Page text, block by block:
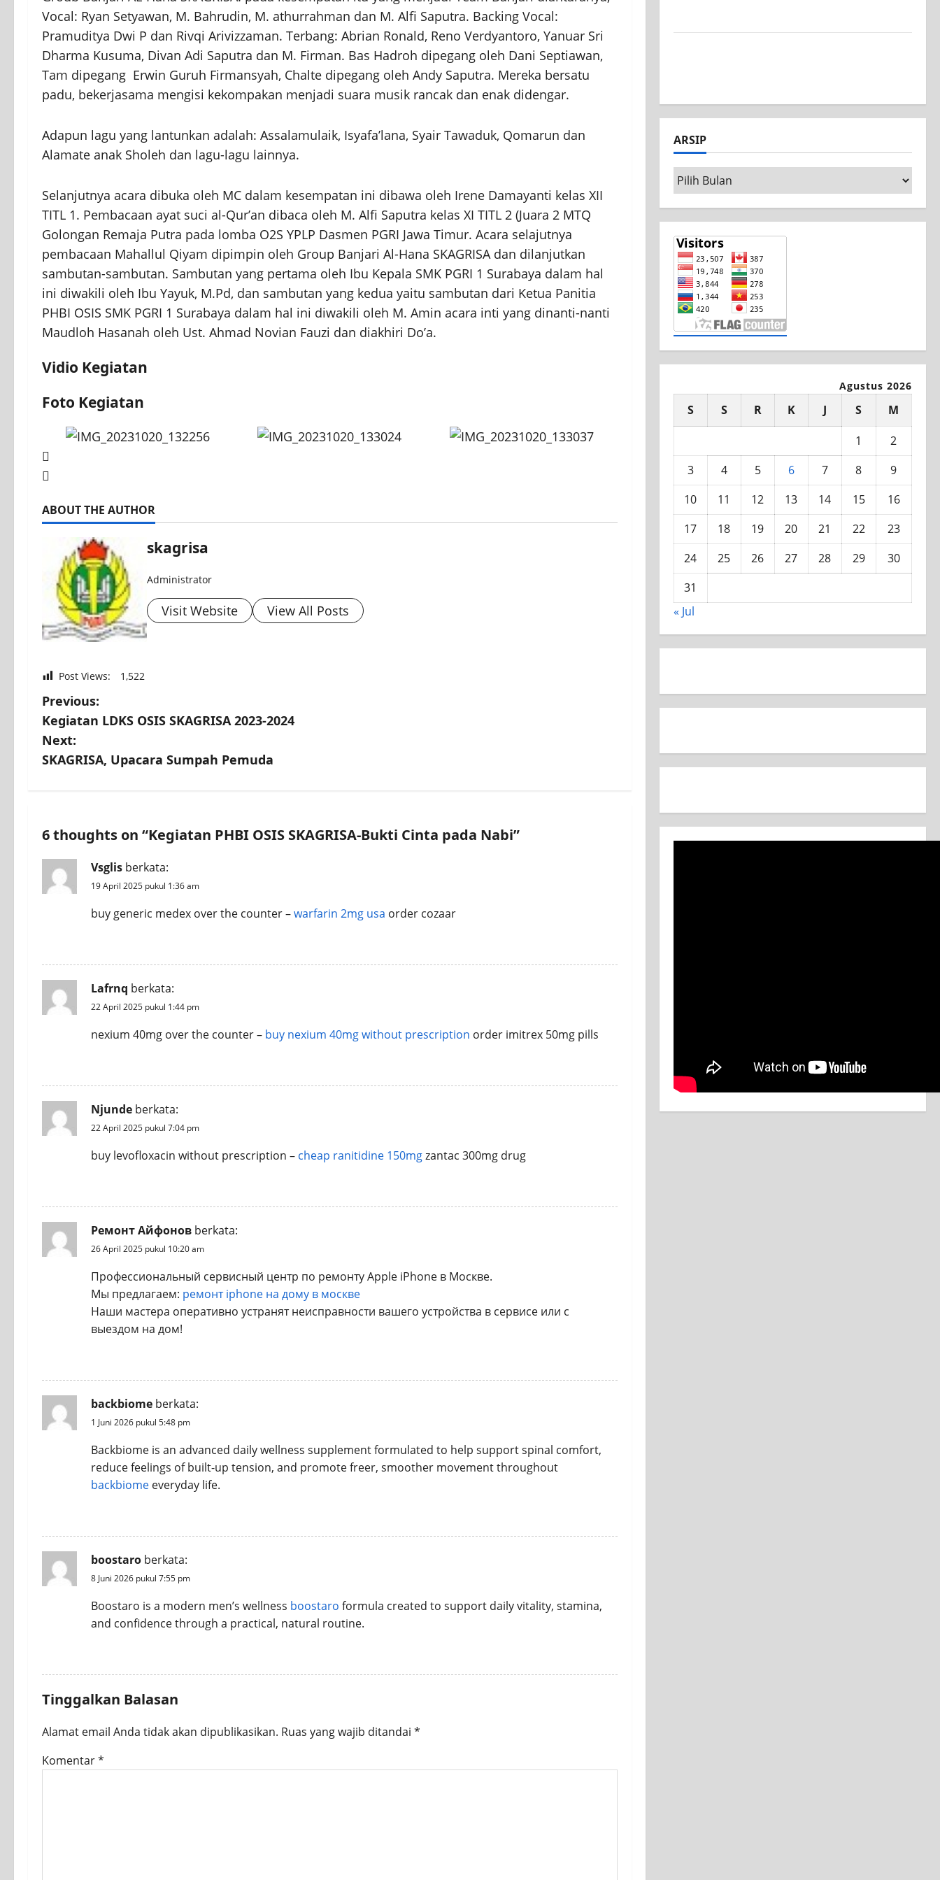
Vocal: Ryan Setyawan, M. Bahrudin, M. athurrahman dan M. Alfi Saputra. Backing Vocal:
Pramuditya Dwi P dan Rivqi Arivizzaman. Terbang: Abrian Ronald, Reno Verdyantoro, Yanuar Sri
Dharma Kusuma, Divan Adi Saputra dan M. Firman. Bas Hadroh dipegang oleh Dani Septiawan,
Tam dipegang Erwin Guruh Firmansyah, Chalte dipegang oleh Andy Saputra. Mereka bersatu
padu, bekerjasama mengisi kekompakan menjadi suara musik rancak dan enak didengar.
Adapun lagu yang lantunkan adalah: Assalamulaik, Isyafa’lana, Syair Tawaduk, Qomarun dan
Alamate anak Sholeh dan lagu-lagu lainnya.
Selanjutnya acara dibuka oleh MC dalam kesempatan ini dibawa oleh Irene Damayanti kelas XII
TITL 1. Pembacaan ayat suci al-Qur’an dibaca oleh M. Alfi Saputra kelas XI TITL 2 (Juara 2 MTQ
Golongan Remaja Putra pada lomba O2S YPLP Dasmen PGRI Jawa Timur. Acara selajutnya
pembacaan Mahallul Qiyam dipimpin oleh Group Banjari Al-Hana SKAGRISA dan dilanjutkan
sambutan-sambutan. Sambutan yang pertama oleh Ibu Kepala SMK PGRI 1 Surabaya dalam hal
ini diwakili oleh Ibu Yayuk, M.Pd, dan sambutan yang kedua yaitu sambutan dari Ketua Panitia
PHBI OSIS SMK PGRI 1 Surabaya dalam hal ini diwakili oleh M. Amin acara inti yang dinanti-nanti
Maudloh Hasanah oleh Ust. Ahmad Novian Fauzi dan diakhiri Do’a.
Vidio Kegiatan
Foto Kegiatan
ABOUT THE AUTHOR
skagrisa
Administrator
Visit Website View All Posts
Post Views: 1,522
P
o
s
a
v
t
i
o
Previous:
Kegiatan LDKS OSIS SKAGRISA 2023-2024
Next:
SKAGRISA, Upacara Sumpah Pemuda
6 thoughts on “Kegiatan PHBI OSIS SKAGRISA-Bukti Cinta pada Nabi”
Vsglis berkata:
19 April 2025 pukul 1:36 am
buy generic medex over the counter –warfarin 2mg usa order cozaar
Lafrnq berkata:
22 April 2025 pukul 1:44 pm
nexium 40mg over the counter – buy nexium 40mg without prescription order imitrex 50mg pills
Njunde berkata:
22 April 2025 pukul 7:04 pm
buy levofloxacin without prescription – cheap ranitidine 150mgzantac 300mg drug
Ремонт Айфонов berkata:
26 April 2025 pukul 10:20 am
Профессиональный сервисный центр по ремонту Apple iPhone в Москве.
Мы предлагаем: ремонт iphone на дому в москве
Наши мастера оперативно устранят неисправности вашего устройства в сервисе или с
выездом на дом!
backbiome berkata:
1 Juni 2026 pukul 5:48 pm
Backbiome is an advanced daily wellness supplement formulated to help support spinal comfort,
reduce feelings of built-up tension, and promote freer, smoother movement throughout
backbiome everyday life.
boostaro berkata:
8 Juni 2026 pukul 7:55 pm
Boostaro is a modern men’s wellness boostaro formula created to support daily vitality, stamina,
and confidence through a practical, natural routine.
Tinggalkan Balasan
Alamat email Anda tidak akan dipublikasikan. Ruas yang wajib ditandai *
Komentar*
ARSIP
Arsip
Agustus 2026
S S R K J S
M
1
2
3
4 5 6 7 8
9
10
11 12 13 14 15
16
17
18 19 20 21 22
23
24
25 26 27 28 29
30
31
« Jul